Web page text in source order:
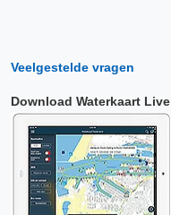
Veelgestelde vragen
Download Waterkaart Live